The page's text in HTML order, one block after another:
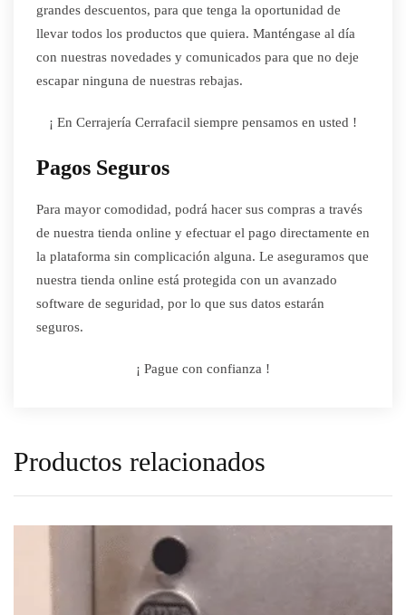
grandes descuentos, para que tenga la oportunidad de
llevar todos los productos que quiera. Manténgase al día
con nuestras novedades y comunicados para que no deje
escapar ninguna de nuestras rebajas.
¡ En Cerrajería Cerrafacil siempre pensamos en usted !
Pagos Seguros
Para mayor comodidad, podrá hacer sus compras a través
de nuestra tienda online y efectuar el pago directamente en
la plataforma sin complicación alguna. Le aseguramos que
nuestra tienda online está protegida con un avanzado
software de seguridad, por lo que sus datos estarán
seguros.
¡ Pague con confianza !
Productos relacionados